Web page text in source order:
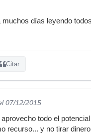
días leyendo
Citar
07/12/2015
aprovecho todo el
recurso... y no tirar